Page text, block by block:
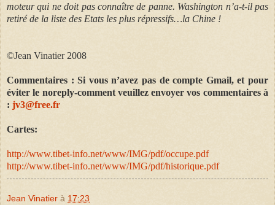
moteur qui ne doit pas connaître de panne. Washington n’a-t-il pas
retiré de la liste des Etats les plus répressifs…la Chine !
©Jean Vinatier 2008
Commentaires : Si vous n’avez pas de compte Gmail, et pour
éviter le noreply-comment veuillez envoyer vos commentaires à
: jv3@free.fr
Cartes:
http://www.tibet-info.net/www/IMG/pdf/occupe.pdf
http://www.tibet-info.net/www/IMG/pdf/historique.pdf
Jean Vinatier à 17:23